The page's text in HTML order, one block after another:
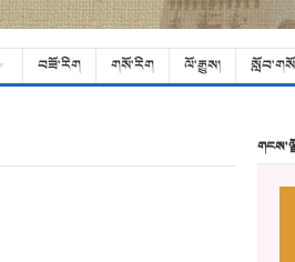
བཟོ་རིག གསོ་རིག ལོ་རྒྱུས།